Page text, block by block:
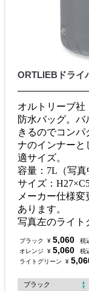
ORTLIEBドライ
オルトリーブ社
防水バッグ。
きるのでコンパ
ナのインナーと
適サイズ。
容量：7L（写真
サイズ：
メーカー仕様
あります。
写真左のライト
ブラック ¥ 5,060
税
オレンジ
¥ 5,060
税
ライトグリーン
¥